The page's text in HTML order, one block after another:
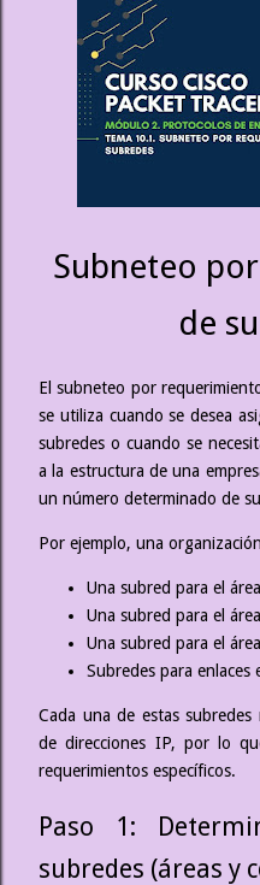
Subneteo
de
El subneteo por
se utiliza cuando se desea
subredes o cuando se
a la estructura de una
un número determinado de
Por ejemplo, una
Una subred para el
Una subred para el
Una subred para el
Subredes para enlaces
Cada una de estas
de direcciones IP, por lo
requerimientos específicos.
Paso 1:
subredes (áreas y